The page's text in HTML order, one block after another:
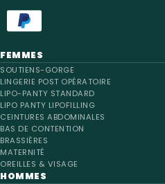
HOMMES
FEMMES
SOUTIENS-GORGE
LINGERIE POST OPÉRATOIRE
LIPO-PANTY STANDARD
LIPO PANTY LIPOFILLING
CEINTURES ABDOMINALES
BAS DE CONTENTION
BRASSIÈRES
MATERNITÉ
OREILLES & VISAGE